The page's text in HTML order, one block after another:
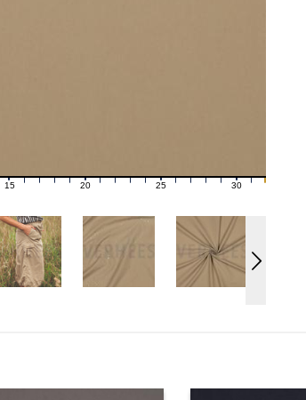
16 17 18 19 21 22 23 24 26 27 28 29 31